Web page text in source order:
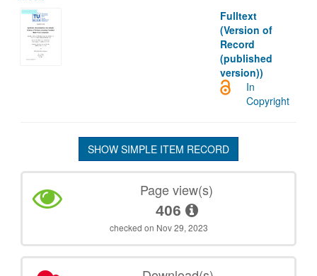
Fulltext
(Version of
Record
(published
version))
In
Copyright
SHOW SIMPLE ITEM RECORD
Page view(s)
406
checked on Nov 29, 2023